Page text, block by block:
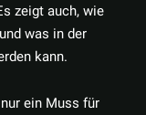
zeigt auch, wie
was in der
kann.
ein Muss für